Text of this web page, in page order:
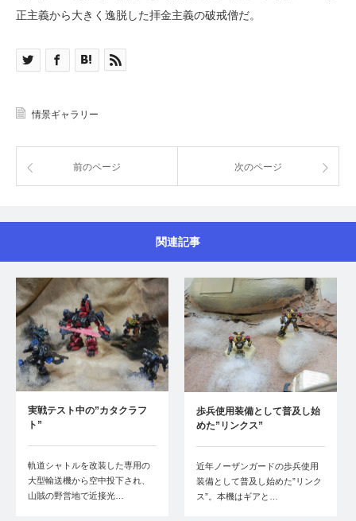
正主義から大きく逸脱した拝金主義の破戒僧だ。
情景ギャラリー
前のページ 次のページ
関連記事
実戦テスト中の”カタクラフ
ト”
軌道シャトルを改装した専用の
大型輸送機から空中投下され、
山賊の野営地で近接光…
歩兵使用装備として普及し始
めた”リンクス”
近年ノーザンガードの歩兵使用
装備として普及し始めた”リンク
ス”。本機はギアと…